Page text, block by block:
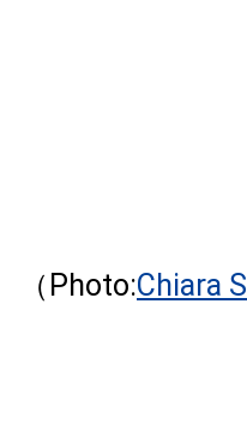
（Photo:Chiara